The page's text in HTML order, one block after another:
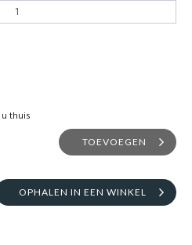
thuis
TOEVOEGEN
OPHALEN IN EEN WINKEL